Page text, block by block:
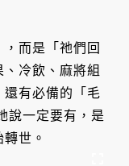
而是「祂們回
冷飲、麻將組
還有必備的「毛
一定要有，是
世。